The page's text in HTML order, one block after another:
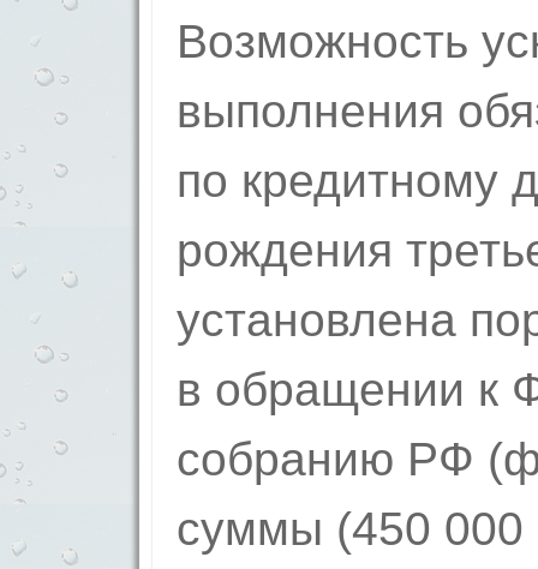
Возможность
выполнения
по кредитному
рождения
установлена
в обращении к
собранию РФ
суммы (450 000